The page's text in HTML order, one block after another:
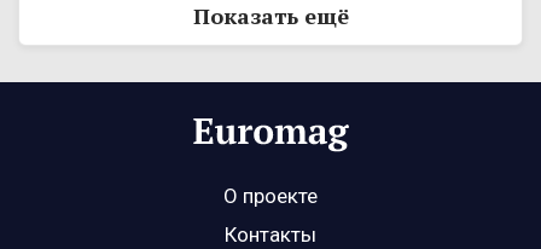
Показать ещё
О проекте
Контакты